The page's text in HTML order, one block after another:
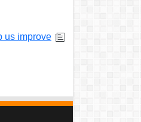
us improve